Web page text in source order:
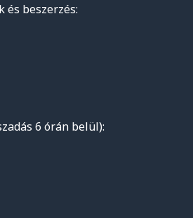
és beszerzés:
6 órán belül):